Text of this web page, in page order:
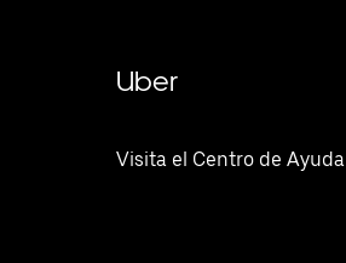
Uber
Visita el Centro de Ayuda